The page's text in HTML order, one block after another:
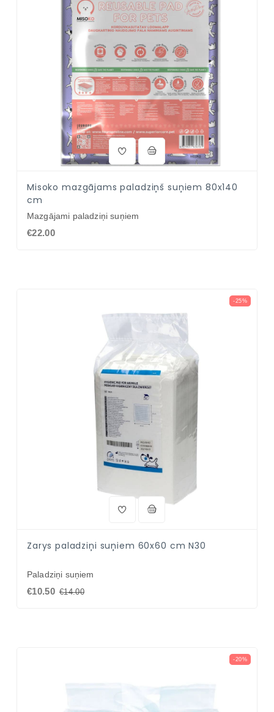
Misoko mazgājams paladziņš suņiem 80x140
cm
Mazgājami paladziņi suņiem
€22.00
-25%
Zarys paladziņi suņiem 60x60 cm N30
Paladziņi suņiem
€10.50 €14.00
-20%